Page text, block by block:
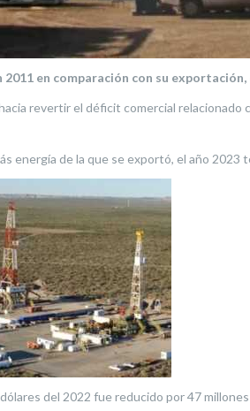
2011 en comparación con su
revertir el déficit comercial
energía de la que se exportó, el año
del 2022 fue reducido por 47